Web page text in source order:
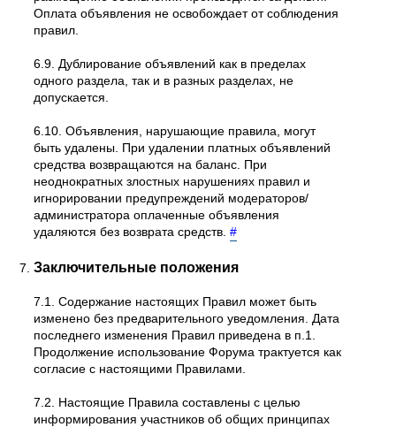
Оплата объявления не освобождает от соблюдения
правил.
6.9. Дублирование объявлений как в пределах
одного раздела, так и в разных разделах, не
допускается.
6.10. Объявления, нарушающие правила, могут
быть удалены. При удалении платных объявлений
средства возвращаются на баланс. При
неоднократных злостных нарушениях правил и
игнорировании предупреждений модераторов/
администратора оплаченные объявления
удаляются без возврата средств.#
Заключительные положения
7.1. Содержание настоящих Правил может быть
изменено без предварительного уведомления. Дата
последнего изменения Правил приведена в п.1.
Продолжение использование Форума трактуется как
согласие с настоящими Правилами.
7.2. Настоящие Правила составлены с целью
информирования участников об общих принципах